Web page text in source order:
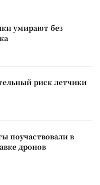
умирают без
риск летчики
поучаствовали в
дронов